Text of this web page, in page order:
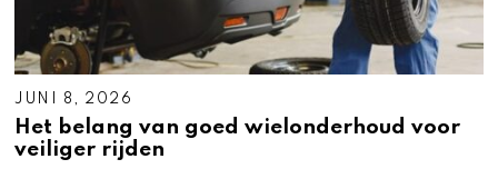
JUNI 8, 2026
Het belang van goed wielonderhoud voor
veiliger rijden